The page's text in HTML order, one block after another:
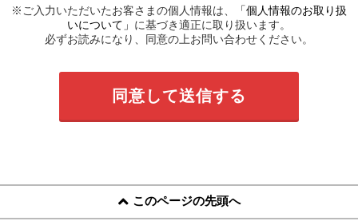
※ご入力いただいたお客さまの個人情報は、
「個人情報のお取り扱
いについて」 に基づき適正に取り扱います。
必ずお読みになり、同意の上お問い合わせください。
このページの先頭へ